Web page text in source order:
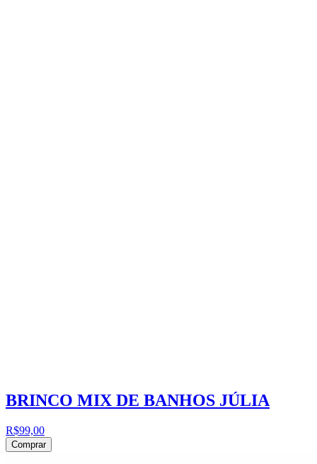
BRINCO MIX DE BANHOS JÚLIA
R$99,00
Comprar